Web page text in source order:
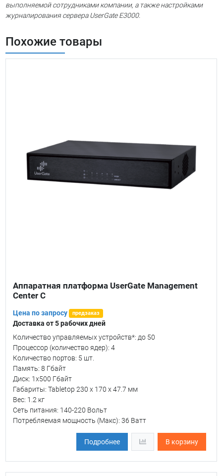
выполняемой сотрудниками компании, а также настройками
журналирования сервера UserGate E3000.
Похожие товары
Аппаратная платформа UserGate Management
Center C
Цена по запросу предзаказ
Доставка от 5 рабочих дней
Количество управляемых устройств*: до 50
Процессор (количество ядер): 4
Количество портов: 5 шт.
Память: 8 Гбайт
Диск: 1х500 Гбайт
Габариты: Tabletop 230 x 170 x 47.7 мм
Вес: 1.2 кг
Сеть питания: 140-220 Вольт
Потребляемая мощность (Макс): 36 Ватт
Подробнее В корзину